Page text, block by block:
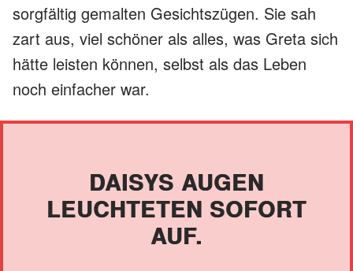
sorgfältig gemalten Gesichtszügen. Sie sah
zart aus, viel schöner als alles, was Greta sich
hätte leisten können, selbst als das Leben
noch einfacher war.
DAISYS AUGEN
LEUCHTETEN SOFORT
AUF.